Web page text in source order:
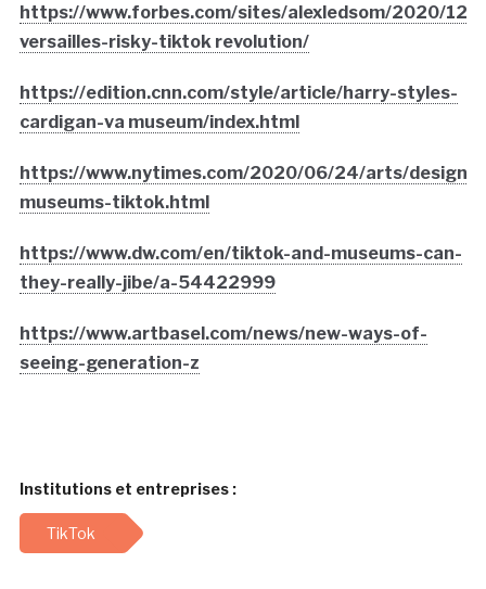
https://www.forbes.com/sites/alexledsom/2020/12/
versailles-risky-tiktok revolution/
https://edition.cnn.com/style/article/harry-styles-
cardigan-va museum/index.html
https://www.nytimes.com/2020/06/24/arts/design/
museums-tiktok.html
https://www.dw.com/en/tiktok-and-museums-can-
they-really-jibe/a-54422999
https://www.artbasel.com/news/new-ways-of-
seeing-generation-z
Institutions et entreprises :
TikTok